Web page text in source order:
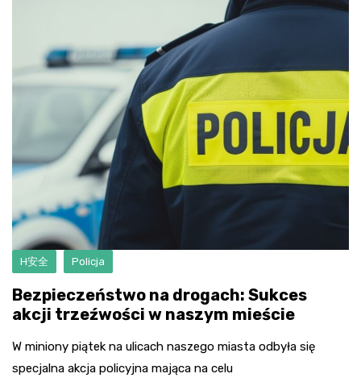
H安全 Policja
Bezpieczeństwo na drogach: Sukces
akcji trzeźwości w naszym mieście
W miniony piątek na ulicach naszego miasta odbyła się
specjalna akcja policyjna mająca na celu